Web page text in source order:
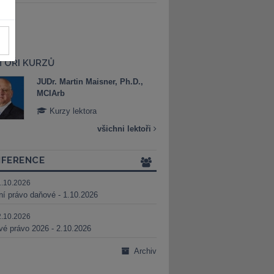
KURZŮ
JUDr. Martin Maisner, Ph.D.,
MCIArb
Kurzy lektora
všichni lektoři
právo daňové - 1.10.2026
právo 2026 - 2.10.2026
Archiv